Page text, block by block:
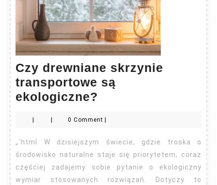
Czy drewniane skrzynie
transportowe są
ekologiczne?
skrzynie
transportowe
są
ekologiczne?
0 Comment
„`html W dzisiejszym świecie, gdzie troska o
środowisko naturalne staje się priorytetem, coraz
częściej zadajemy sobie pytanie o ekologiczny
wymiar stosowanych rozwiązań. Dotyczy to